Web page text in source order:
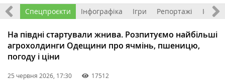
Спецпроєкти Інфографіка Ігри Репортажі
На півдні стартували жнива. Розпитуємо найбільші
агрохолдинги Одещини про ячмінь, пшеницю,
погоду і ціни
25 червня 2026, 17:30 17512